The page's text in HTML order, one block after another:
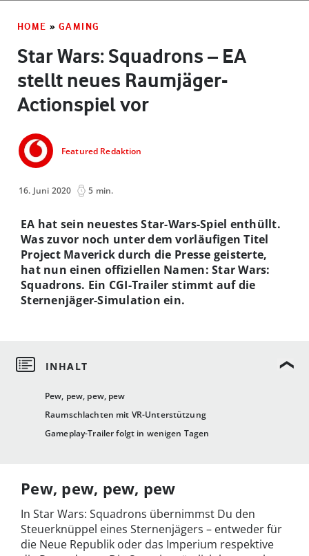
HOME » GAMING
Star Wars: Squadrons – EA
stellt neues Raumjäger-
Actionspiel vor
Featured Redaktion
16. Juni 2020 5 min.
Pew, pew, pew, pew
Raumschlachten mit VR-Unterstützung
Gameplay-Trailer folgt in wenigen Tagen
EA hat sein neuestes Star-Wars-Spiel enthüllt.
Was zuvor noch unter dem vorläufigen Titel
Project Maverick durch die Presse geisterte,
hat nun einen offiziellen Namen: Star Wars:
Squadrons. Ein CGI-Trailer stimmt auf die
Sternenjäger-Simulation ein.
Pew, pew, pew, pew
In Star Wars: Squadrons übernimmst Du den
Steuerknüppel eines Sternenjägers – entweder für
die Neue Republik oder das Imperium respektive